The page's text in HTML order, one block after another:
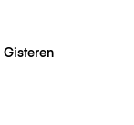
Gisteren